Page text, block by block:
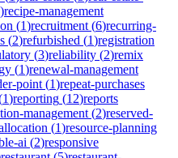
)recipe-management
(1)recruitment (6)recurring-
(2)refurbished (1)registration
(3)reliability (2)remix
(1)renewal-management
point (1)repeat-purchases
1)reporting (12)reports
management (2)reserved-
(1)resource-planning
ai (2)responsive